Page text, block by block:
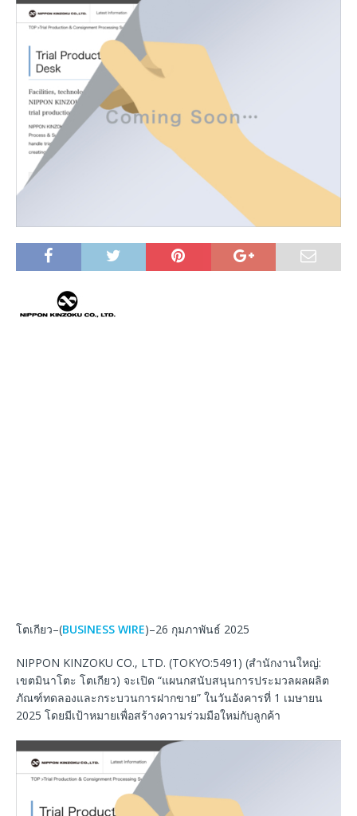
โตเกียว–(BUSINESS WIRE)–26 กุมภาพันธ์ 2025
NIPPON KINZOKU CO., LTD. (TOKYO:5491) (สำนักงานใหญ่:
เขตมินาโตะ โตเกียว) จะเปิด “แผนกสนับสนุนการประมวลผลผลิต
ภัณฑ์ทดลองและกระบวนการฝากขาย” ในวันอังคารที่ 1 เมษายน
2025 โดยมีเป้าหมายเพื่อสร้างความร่วมมือใหม่กับลูกค้า